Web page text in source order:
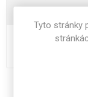
Unilin DTD a
Tyto stránky